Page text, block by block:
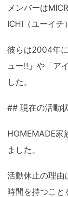
メンバーは
ICHI（ユーイチ
彼らは2004年
ュー!!」や「ア
した。
## 現在の活動
HOMEMADE家
ました。
活動休止の理由
時間を持つこと